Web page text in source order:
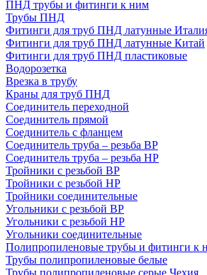
ПНД трубы и фитинги к ним
Трубы ПНД
Фитинги для труб ПНД латунные
Фитинги для труб ПНД латунные Китай
Фитинги для труб ПНД пластиковые
Водорозетка
Врезка в трубу
Краны для труб ПНД
Соединитель переходной
Соединитель прямой
Соединитель с фланцем
Соединитель труба – резьба ВР
Соединитель труба – резьба НР
Тройники с резьбой ВР
Тройники с резьбой НР
Тройники соединительные
Угольники с резьбой ВР
Угольники с резьбой НР
Угольники соединительные
Полипропиленовые трубы и фитинги к
Трубы полипропиленовые белые
Трубы полипропиленовые серые Чехия